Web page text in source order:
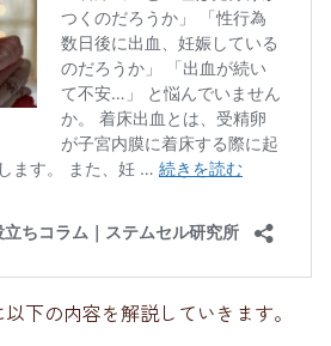
下の内容を解説していきます。